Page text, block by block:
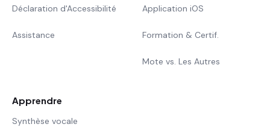
Déclaration d'Accessibilité
Assistance
Application iOS
Formation & Certif.
Mote vs. Les Autres
Apprendre
Synthèse vocale